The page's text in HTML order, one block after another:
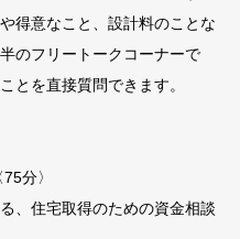
得意なこと、設計料のことな
のフリートークコーナーで
とを直接質問できます。
分〉
、住宅取得のための資金相談